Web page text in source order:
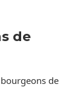
de
de